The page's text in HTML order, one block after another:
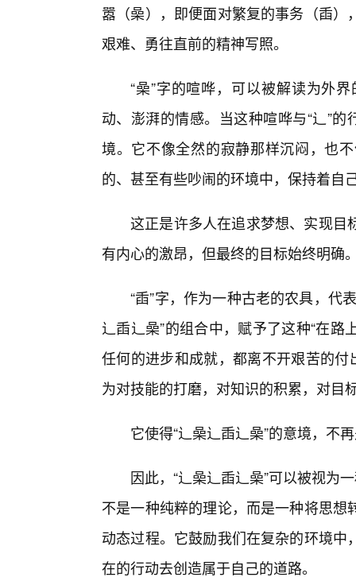
嚣（喿），即便面对繁复的事务（臿
艰难、勇往直前的精神写照。
“喿”字的喧哗，可以被解读为外
动、澎湃的情感。当这种喧哗与“辶”
境。它不像全然的寂静那样沉闷，也
的、甚至有些吵闹的环境中，保持着自
这正是许多人在追求梦想、实现
有内心的激昂，但最终的目标始终明确
“臿”字，作为一种古老的农具，代
辶臿辶喿”的组合中，赋予了这种“在路
任何的进步和成就，都离不开艰苦的
为对技能的打磨，对知识的积累，对目
它使得“辶喿辶臿辶喿”的意境，不
因此，“辶喿辶臿辶喿”可以被视为
不是一种纯粹的理论，而是一种将思
动态过程。它鼓励我们在复杂的环境
在的行动去创造属于自己的道路。